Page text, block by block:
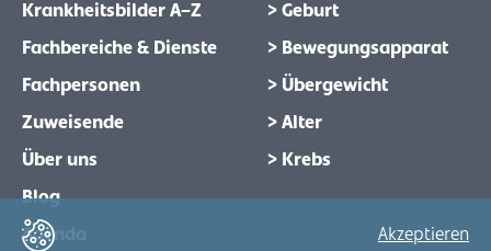
Akzeptieren
Krankheitsbilder A–Z
Fachbereiche & Dienste
Fachpersonen
Zuweisende
Über uns
Blog
Agenda
> Geburt
> Bewegungsapparat
> Übergewicht
> Alter
> Krebs